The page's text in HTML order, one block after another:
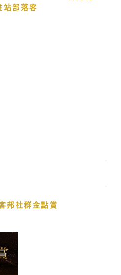
站部落客
邦社群金點賞